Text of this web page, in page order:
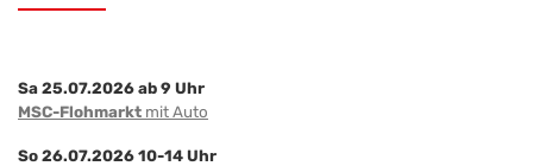
Sa 25.07.2026 ab 9 Uhr
MSC-Flohmarkt mit Auto
So 26.07.2026 10-14 Uhr